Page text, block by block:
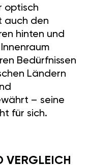
optisch
auch den
hinten und
Bedürfnissen
Ländern
– seine
für sich.
VERGLEICH